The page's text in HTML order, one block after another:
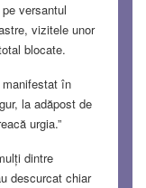
versantul
vizitele unor
blocate.
manifestat în
la adăpost de
urgia.”
dintre
descurcat chiar